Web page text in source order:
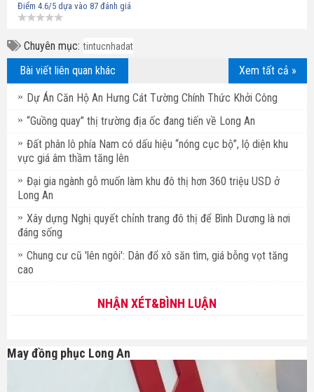
Điểm 4.6/5 dựa vào 87 đánh giá
Chuyên mục: tintucnhadat
Xem tất cả »
Bài viết liên quan khác
Dự Án Căn Hộ An Hưng Cát Tường Chính Thức Khởi Công
“Guồng quay” thị trường địa ốc đang tiến về Long An
Đất phân lô phía Nam có dấu hiệu “nóng cục bộ”, lộ diện khu
vực giá âm thầm tăng lên
Đại gia ngành gỗ muốn làm khu đô thị hơn 360 triệu USD ở
Long An
Xây dựng Nghị quyết chỉnh trang đô thị để Bình Dương là nơi
đáng sống
Chung cư cũ 'lên ngôi': Dân đổ xô săn tìm, giá bỗng vọt tăng
cao
NHẬN XÉT&BÌNH LUẬN
May đồng phục Long An